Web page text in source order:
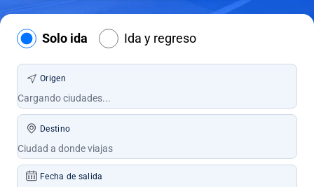
Solo ida Ida y regreso
Origen
Destino
Fecha de salida